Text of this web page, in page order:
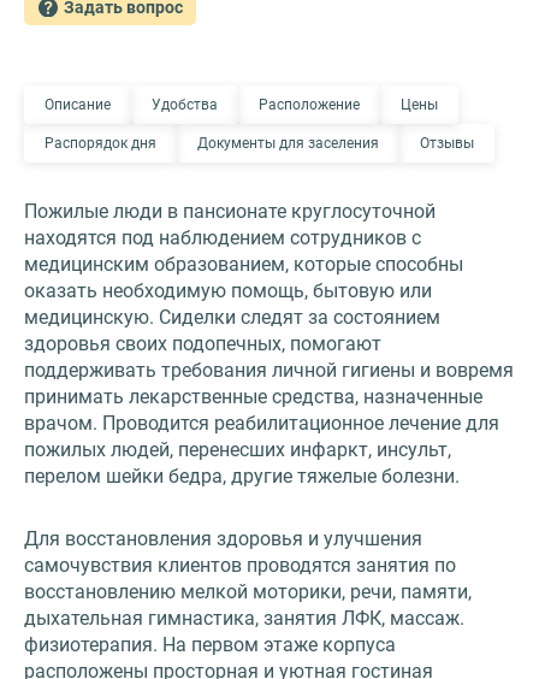
Задать вопрос
Описание Удобства Расположение Цены
Распорядок дня Документы для заселения Отзывы
Пожилые люди в пансионате круглосуточной
находятся под наблюдением сотрудников с
медицинским образованием, которые способны
оказать необходимую помощь, бытовую или
медицинскую. Сиделки следят за состоянием
здоровья своих подопечных, помогают
поддерживать требования личной гигиены и вовремя
принимать лекарственные средства, назначенные
врачом. Проводится реабилитационное лечение для
пожилых людей, перенесших инфаркт, инсульт,
перелом шейки бедра, другие тяжелые болезни.
Для восстановления здоровья и улучшения
самочувствия клиентов проводятся занятия по
восстановлению мелкой моторики, речи, памяти,
дыхательная гимнастика, занятия ЛФК, массаж.
физиотерапия. На первом этаже корпуса
расположены просторная и уютная гостиная